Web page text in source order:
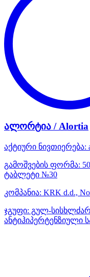
ალორტია / Alortia
აქტიური ნივთიერება:
გამოშვების ფორმა:
ტაბლეტი №30
კომპანია: KRK d.d.,
ჯგუფი: გულ-
ანტიჰიპერტენზიული